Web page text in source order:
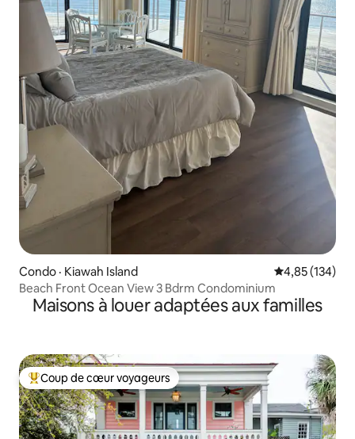
Condo · Kiawah Island Note
4,85 (134)
Beach Front Ocean View 3 Bdrm Condominium
Maisons à louer adaptées aux familles
Coup de cœur voyageurs parmi les plus aimés
Coup de cœur voyageurs